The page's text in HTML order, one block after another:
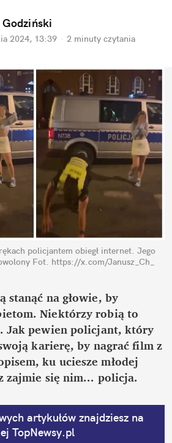
2024, 13:39 · 2 minuty czytania
policjantem obiegł internet. Jego
Fot. https://x.com/Janusz_Ch_
stanąć na głowie, by
Niektórzy robią to
Jak pewien policjant, który
karierę, by nagrać film z
ku uciesze młodej
zajmie się nim... policja.
artykułów znajdziesz na
TopNewsy.pl